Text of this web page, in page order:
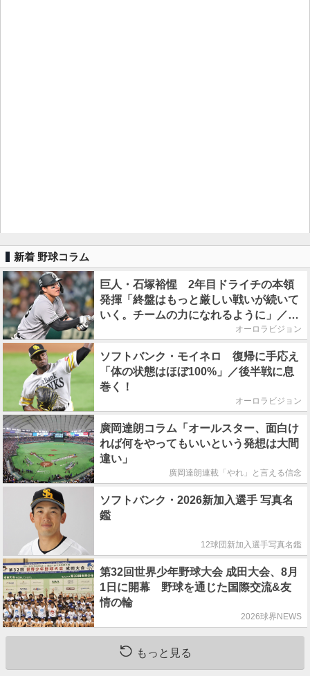
新着 野球コラム
巨人・石塚裕惺 2年目ドライチの本領
発揮「終盤はもっと厳しい戦いが続いて
いく。チームの力になれるように」／後
オーロラビジョン
ソフトバンク・モイネロ 復帰に手応え
「体の状態はほぼ100%」／後半戦に息
巻く！
オーロラビジョン
廣岡達朗コラム「オールスター、面白け
れば何をやってもいいという発想は大間
違い」
廣岡達朗連載「やれ」と言える信念
ソフトバンク・2026新加入選手 写真名
鑑
12球団新加入選手写真名鑑
第32回世界少年野球大会 成田大会、8月
1日に開幕 野球を通じた国際交流&友
情の輪
2026球界NEWS
もっと見る